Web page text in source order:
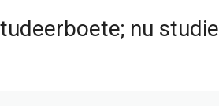
nu studie